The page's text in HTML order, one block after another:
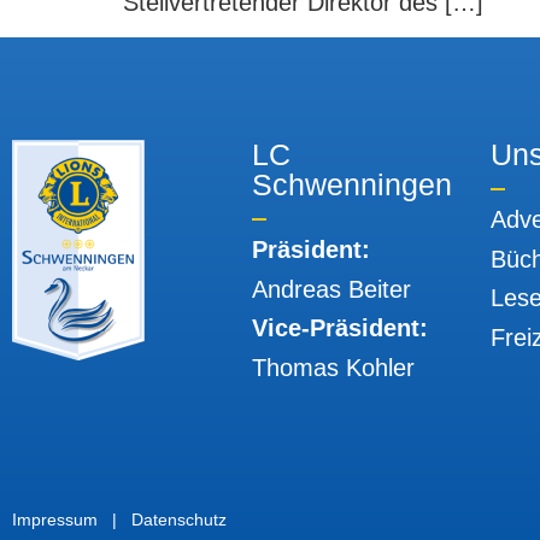
LC
Schwenningen
Präsident:
Andreas Beiter
Vice-Präsident:
Thomas Kohler
Impressum | Datenschutz